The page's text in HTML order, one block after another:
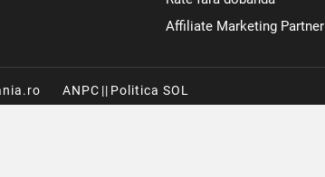
Affiliate Marketing Partner
ANPC || Politica SOL